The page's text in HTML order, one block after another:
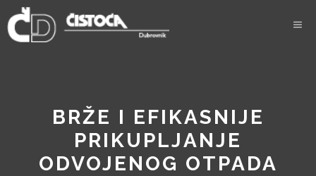
Skip
to
BRŽE I EFIKASNIJE
PRIKUPLJANJE
ODVOJENOG OTPADA